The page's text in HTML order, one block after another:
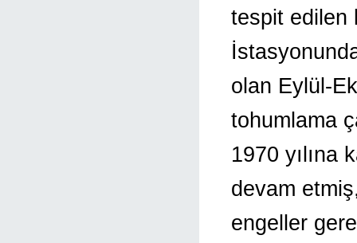
tespit edilen
olan Eylül-
tohumlama
1970 yılına
devam
engeller